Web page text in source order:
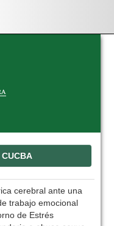
CUCBA
cerebral ante una
trabajo emocional
de Estrés